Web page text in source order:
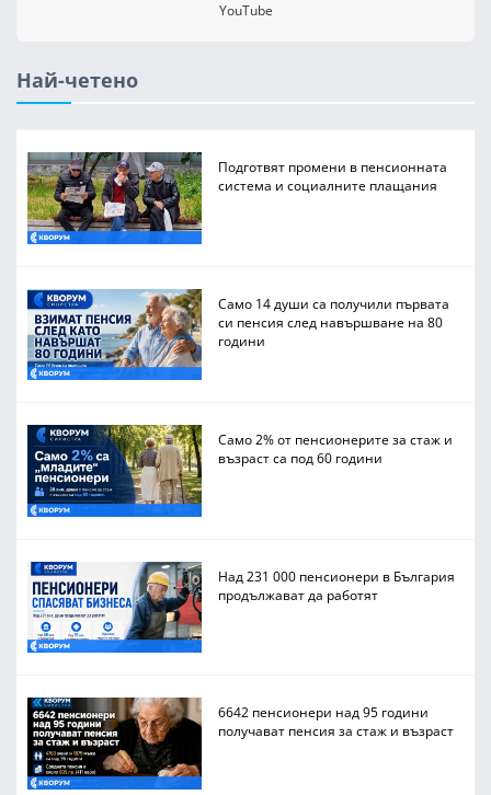
YouTube
Най-четено
Подготвят промени в пенсионната
система и социалните плащания
Само 14 души са получили първата
си пенсия след навършване на 80
години
Само 2% от пенсионерите за стаж и
възраст са под 60 години
Над 231 000 пенсионери в България
продължават да работят
6642 пенсионери над 95 години
получават пенсия за стаж и възраст